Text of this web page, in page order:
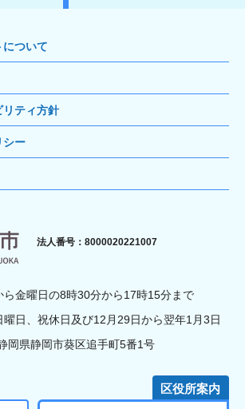
について
リティ方針
シー
静岡市
法人番号：8000020221007
ら金曜日の8時30分から17時15分まで
日、祝休日及び12月29日から翌年1月3日
県静岡市葵区追手町5番1号
区役所案内